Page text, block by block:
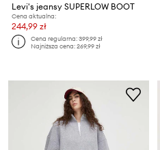
Levi's jeansy SUPERLOW BOOT
Cena aktualna:
244,99 zł
Cena regularna:399,99 zł
Najniższa cena:269,99 zł